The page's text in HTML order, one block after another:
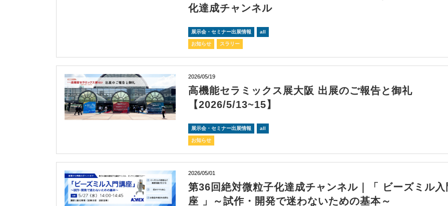
化達成チャンネル
展示会・セミナー出展情報 all
お知らせ スラリー
2026/05/19
高機能セラミックス展大阪 出展のご報告と御礼
【2026/5/13~15】
展示会・セミナー出展情報 all
お知らせ
2026/05/01
第36回絶対微粒子化達成チャンネル｜「 ビーズミル入
座 」～試作・開発で迷わないための基本～